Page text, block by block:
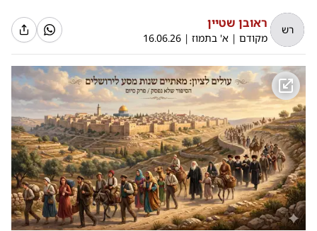
רש ראובן שטיין
מקודם | א' בתמוז |
16.06.26